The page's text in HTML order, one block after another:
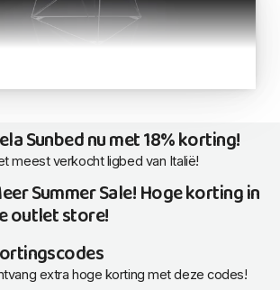
Sunbed nu met 18% korting!
meest verkocht ligbed van Italië!
Summer Sale! Hoge korting in
outlet store!
extra hoge korting met deze codes!